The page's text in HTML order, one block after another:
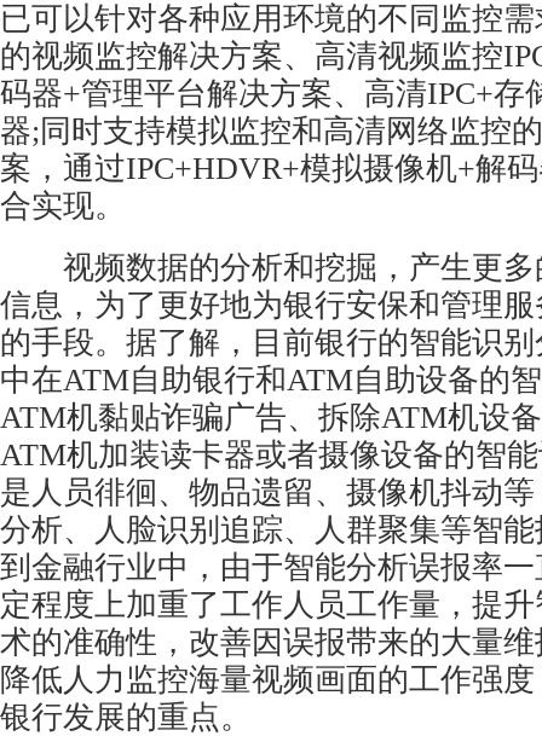
已可以针对各种应用环境的不同监控
的视频监控解决方案、高清视频监控
码器+管理平台解决方案、高清IPC+存
器;同时支持模拟监控和高清网络监控
案，通过IPC+HDVR+模拟摄像机+解
合实现。
视频数据的分析和挖掘，产生更多
信息，为了更好地为银行安保和管理
的手段。据了解，目前银行的智能识
中在ATM自助银行和ATM自助设备的
ATM机黏贴诈骗广告、拆除ATM机设
ATM机加装读卡器或者摄像设备的智
是人员徘徊、物品遗留、摄像机抖动
分析、人脸识别追踪、人群聚集等智
到金融行业中，由于智能分析误报率
定程度上加重了工作人员工作量，提
术的准确性，改善因误报带来的大量
降低人力监控海量视频画面的工作强
银行发展的重点。